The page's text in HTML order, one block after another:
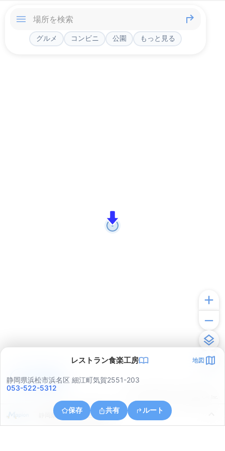
グルメ コンビニ 公園 もっと見る
レストラン食楽工房 地図
静岡県浜松市浜名区 細江町気賀2551-203
053-522-5312
保存 共有 ルート
静岡県浜松市中央区湖東町
アプリで見る